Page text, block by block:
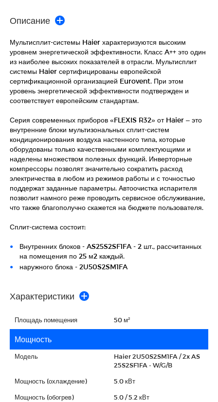
Описание
Мультисплит-системы Haier характеризуются высоким
уровнем энергетической эффективности. Класс A++ это один
из наиболее высоких показателей в отрасли. Мультисплит
системы Haier сертифицированы европейской
сертификационной организацией Eurovent. При этом
уровень энергетической эффективности подтвержден и
соответствует европейским стандартам.
Серия современных приборов «FLEXIS R32» от Haier – это
внутренние блоки мультизональных сплит-систем
кондиционирования воздуха настенного типа, которые
оборудованы только качественными комплектующими и
наделены множеством полезных функций. Инверторные
компрессоры позволят значительно сократить расход
электричества в любом из режимов работы и с точностью
поддержат заданные параметры. Автоочистка испарителя
позволит намного реже проводить сервисное обслуживание,
что также благополучно скажется на бюджете пользователя.
Сплит-система состоит:
Внутренних блоков - AS25S2SF1FA - 2 шт., рассчитанных
на помещения по 25 м2 каждый.
наружного блока - 2U50S2SM1FA
Характеристики
Площадь помещения 50 м²
Мощность
Модель
Haier 2U50S2SM1FA / 2x AS
25S2SF1FA - W/G/B
Мощность (охлаждение) 5.0 кВт
Мощность (обогрев) 5.0 / 5.2 кВт